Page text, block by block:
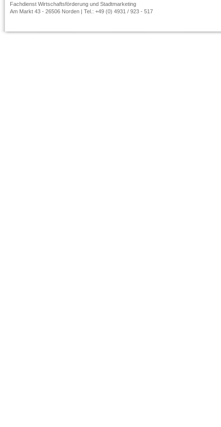
Fachdienst Wirtschaftsförderung und Stadtmarketing
Am Markt 43 - 26506 Norden | Tel.: +49 (0) 4931 / 923 - 517